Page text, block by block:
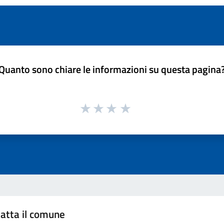
sono chiare le informazioni su questa
il comune